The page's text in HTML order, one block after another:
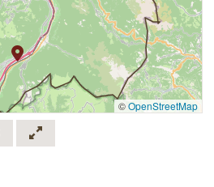
©OpenStreetMap